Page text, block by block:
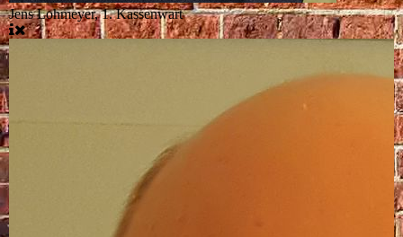
Jens Lohmeyer, 1. Kassenwart